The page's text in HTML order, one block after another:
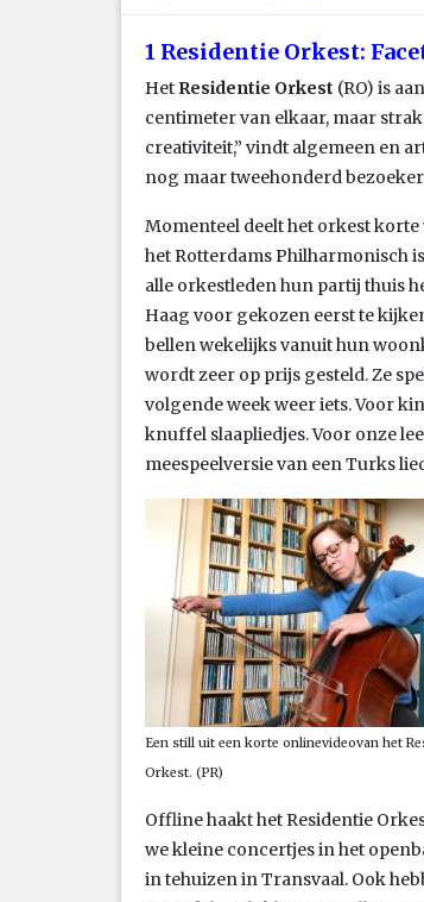
1 Residentie Orkest:
Het Residentie Orkest (RO) is
centimeter van elkaar, maar
creativiteit,” vindt algemeen en
nog maar tweehonderd
Momenteel deelt het orkest korte
het Rotterdams Philharmonisch
alle orkestleden hun partij thuis
Haag voor gekozen eerst te
bellen wekelijks vanuit hun
wordt zeer op prijs gesteld. Ze
volgende week weer iets. Voor
knuffel slaapliedjes. Voor onze
meespeelversie van een Turks
Een still uit een korte onlinevideovan het
Orkest. (PR)
Offline haakt het Residentie
we kleine concertjes in het
in tehuizen in Transvaal. Ook